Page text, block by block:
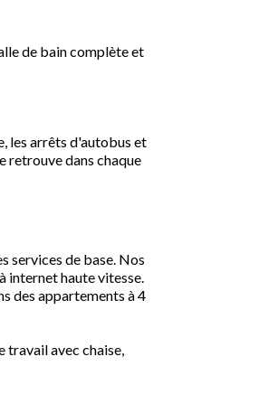
de bain complète et
les arrêts d'autobus et
retrouve dans chaque
services de base. Nos
internet haute vitesse.
des appartements à 4
travail avec chaise,